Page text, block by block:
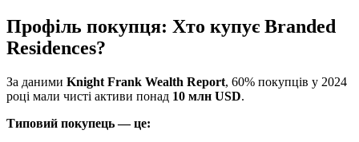
Профіль покупця: Хто купує Branded
Residences?
За даними Knight Frank Wealth Report, 60% покупців у 2024
році мали чисті активи понад 10 млн USD.
Типовий покупець — це: